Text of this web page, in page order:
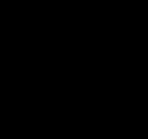
Studios, Mumbai,